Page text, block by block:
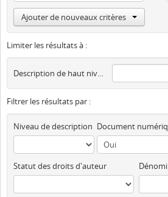
Ajouter de nouveaux critères
Limiter les résultats à :
Description de haut niveau
Filtrer les résultats par :
Niveau de description
Statut des droits d'auteur